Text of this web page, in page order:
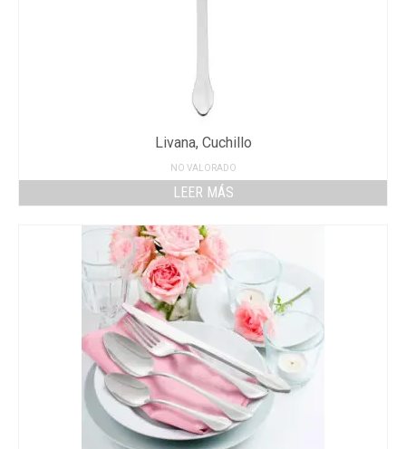
Livana, Cuchillo
NO VALORADO
LEER MÁS